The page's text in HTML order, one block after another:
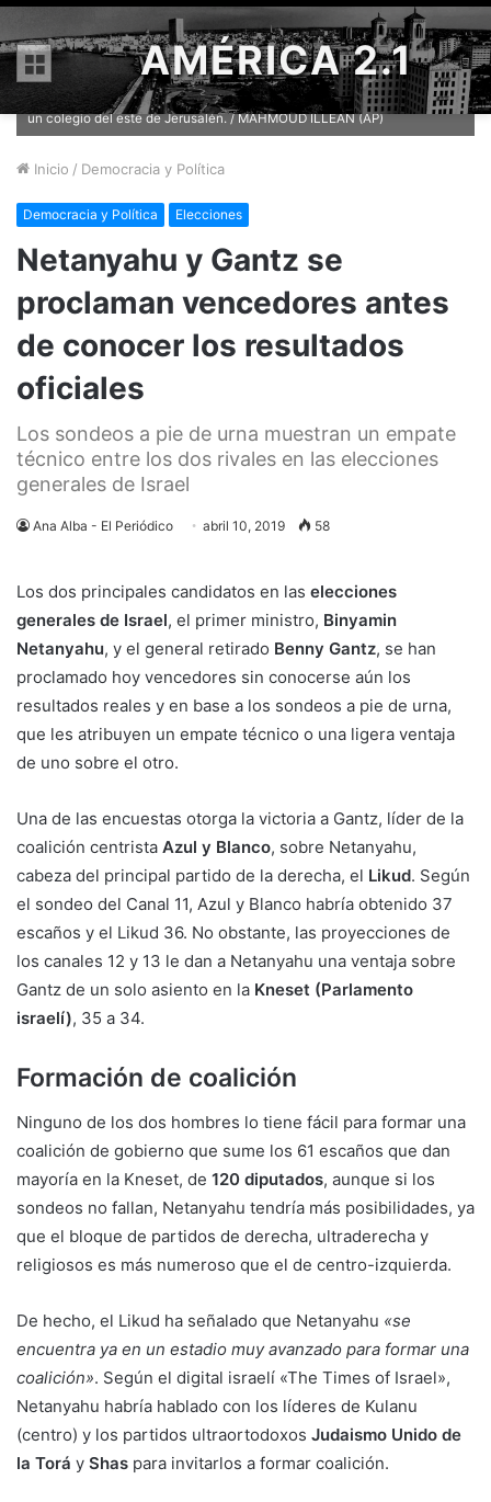
Menú
AMÉRICA 2.1
Miembros de una mesa electoral esperan la llegada de votantes en
un colegio del este de Jerusalén. / MAHMOUD ILLEAN (AP)
Inicio / Democracia y Política
Democracia y Política Elecciones
Netanyahu y Gantz se
proclaman vencedores antes
de conocer los resultados
oficiales
Los sondeos a pie de urna muestran un empate
técnico entre los dos rivales en las elecciones
generales de Israel
Ana Alba - El Periódico abril 10, 2019 58
Los dos principales candidatos en las elecciones
generales de Israel, el primer ministro, Binyamin
Netanyahu, y el general retirado Benny Gantz, se han
proclamado hoy vencedores sin conocerse aún los
resultados reales y en base a los sondeos a pie de urna,
que les atribuyen un empate técnico o una ligera ventaja
de uno sobre el otro.
Una de las encuestas otorga la victoria a Gantz, líder de la
coalición centrista Azul y Blanco, sobre Netanyahu,
cabeza del principal partido de la derecha, el Likud. Según
el sondeo del Canal 11, Azul y Blanco habría obtenido 37
escaños y el Likud 36. No obstante, las proyecciones de
los canales 12 y 13 le dan a Netanyahu una ventaja sobre
Gantz de un solo asiento en la Kneset (Parlamento
israelí), 35 a 34.
Formación de coalición
Ninguno de los dos hombres lo tiene fácil para formar una
coalición de gobierno que sume los 61 escaños que dan
mayoría en la Kneset, de 120 diputados, aunque si los
sondeos no fallan, Netanyahu tendría más posibilidades, ya
que el bloque de partidos de derecha, ultraderecha y
religiosos es más numeroso que el de centro-izquierda.
De hecho, el Likud ha señalado que Netanyahu «se
encuentra ya en un estadio muy avanzado para formar una
coalición». Según el digital israelí «The Times of Israel»,
Netanyahu habría hablado con los líderes de Kulanu
(centro) y los partidos ultraortodoxos Judaismo Unido de
la Torá y Shas para invitarlos a formar coalición.